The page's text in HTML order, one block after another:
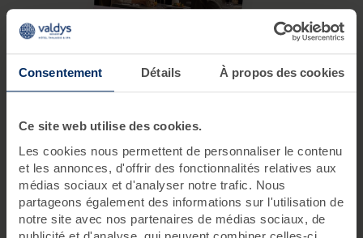
Consentement Détails À propos des cookies
Ce site web utilise des cookies.
Les cookies nous permettent de personnaliser le contenu
et les annonces, d'offrir des fonctionnalités relatives aux
médias sociaux et d'analyser notre trafic. Nous
partageons également des informations sur l'utilisation de
notre site avec nos partenaires de médias sociaux, de